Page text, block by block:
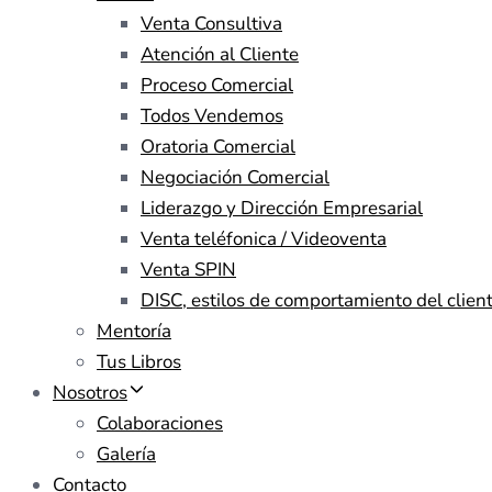
Venta Consultiva
Atención al Cliente
Proceso Comercial
Todos Vendemos
Oratoria Comercial
Negociación Comercial
Liderazgo y Dirección Empresarial
Venta teléfonica / Videoventa
Venta SPIN
DISC, estilos de comportamiento del
Mentoría
Tus Libros
Nosotros
Colaboraciones
Galería
Contacto